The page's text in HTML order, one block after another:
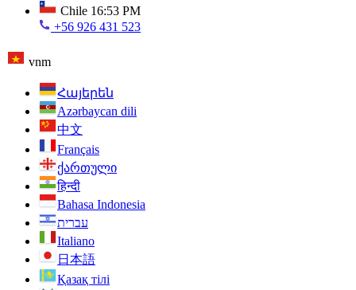
Chile 16:53 PM
+56 926 431 523
vnm
Հայերեն
Azərbaycan dili
中文
Français
ქართული
हिन्दी
Bahasa Indonesia
עברית
Italiano
日本語
Қазақ тілі